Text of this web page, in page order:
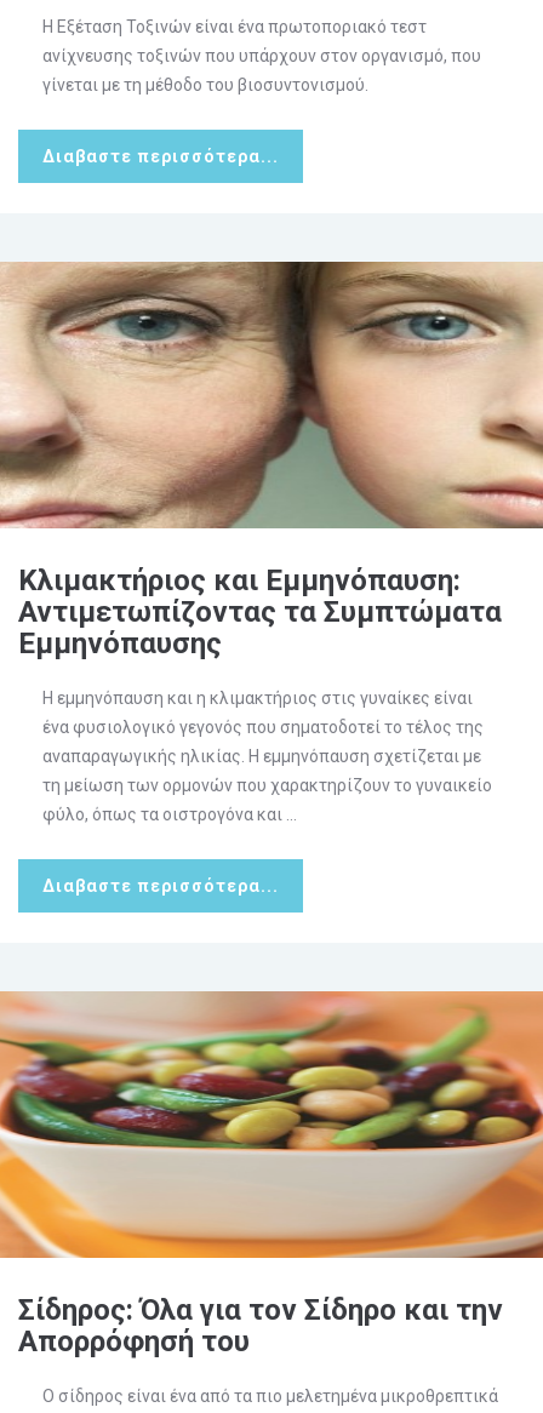
Η Εξέταση Τοξινών είναι ένα πρωτοποριακό τεστ
ανίχνευσης τοξινών που υπάρχουν στον οργανισμό, που
γίνεται με τη μέθοδο του βιοσυντονισμού.
Διαβαστε περισσότερα...
Κλιμακτήριος και Εμμηνόπαυση:
Αντιμετωπίζοντας τα Συμπτώματα
Εμμηνόπαυσης
Η εμμηνόπαυση και η κλιμακτήριος στις γυναίκες είναι
ένα φυσιολογικό γεγονός που σηματοδοτεί το τέλος της
αναπαραγωγικής ηλικίας. Η εμμηνόπαυση σχετίζεται με
τη μείωση των ορμονών που χαρακτηρίζουν το γυναικείο
φύλο, όπως τα οιστρογόνα και ...
Διαβαστε περισσότερα...
Σίδηρος: Όλα για τον Σίδηρο και την
Απορρόφησή του
Ο σίδηρος είναι ένα από τα πιο μελετημένα μικροθρεπτικά